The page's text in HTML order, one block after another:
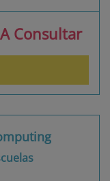
A Consultar